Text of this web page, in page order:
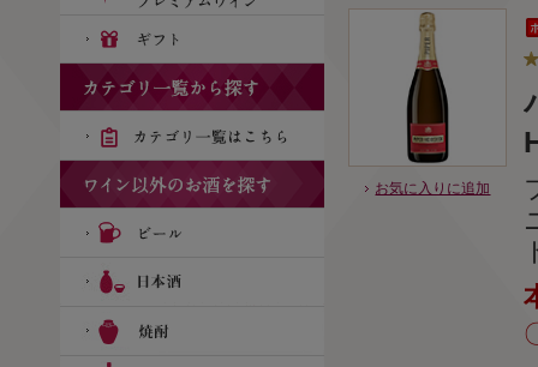
お気に入りに追加